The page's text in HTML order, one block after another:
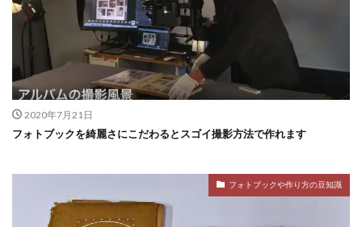
2020年7月21日
フォトブックを綺麗さにこだわるとスゴイ撮影方法で作れます
フォトブックや作り方の豆知識